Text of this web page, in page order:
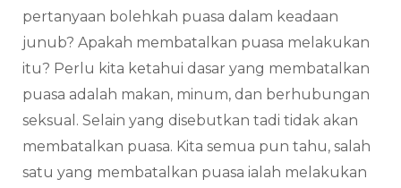
pertanyaan bolehkah puasa dalam keadaan
junub? Apakah membatalkan puasa melakukan
itu? Perlu kita ketahui dasar yang membatalkan
puasa adalah makan, minum, dan berhubungan
seksual. Selain yang disebutkan tadi tidak akan
membatalkan puasa. Kita semua pun tahu, salah
satu yang membatalkan puasa ialah melakukan